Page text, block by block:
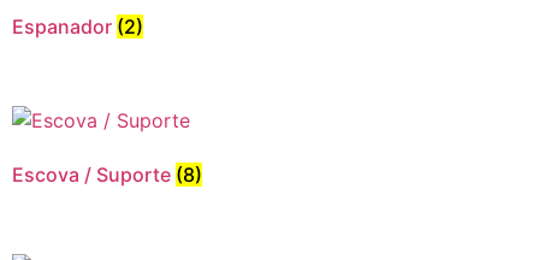
Espanador (2)
Escova / Suporte (8)